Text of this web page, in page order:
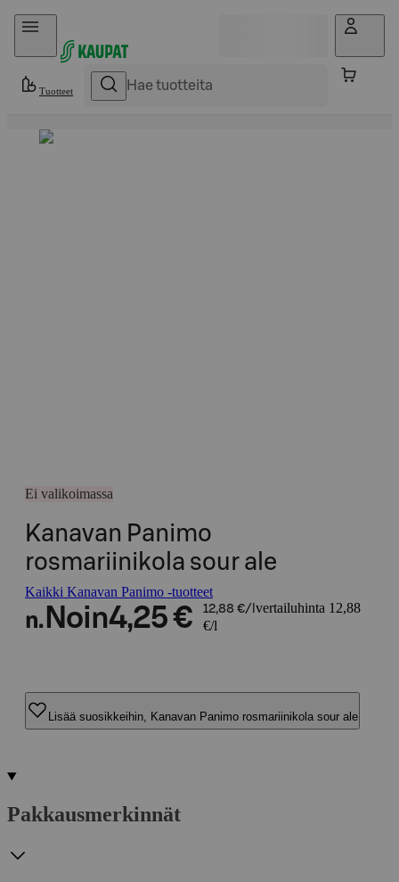
Hyppää sisältöön
Tuotteet
Ei valikoimassa
Kanavan Panimo
rosmariinikola sour ale
Kaikki Kanavan Panimo -tuotteet
n. Noin4,25 € 12,88 €/l vertailuhinta 12,88
€/l
Lisää suosikkeihin, Kanavan Panimo rosmariinikola sour ale
Pakkausmerkinnät